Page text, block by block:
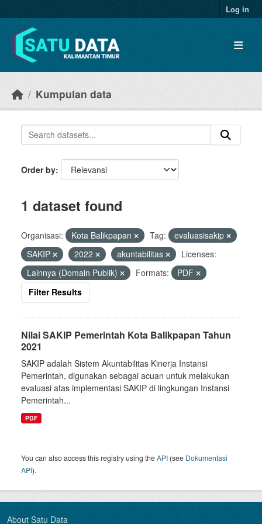
Log in
Kumpulan data
Order by
1 dataset found
Organisasi: Kota Balikpapan Tag:
evaluasisakip
SAKIP
2022 akuntabilitas
Licenses:
Lainnya (Domain Publik)
Formats:
PDF
Filter Results
Nilai SAKIP Pemerintah Kota Balikpapan Tahun
2021
SAKIP adalah Sistem Akuntabilitas Kinerja Instansi
Pemerintah, digunakan sebagai acuan untuk melakukan
evaluasi atas implementasi SAKIP di lingkungan Instansi
Pemerintah...
PDF
You can also access this registry using theAPI (see Dokumentasi
API).
About Satu Data